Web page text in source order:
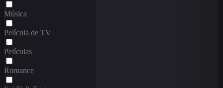
Música
Película de TV
Películas
Romance